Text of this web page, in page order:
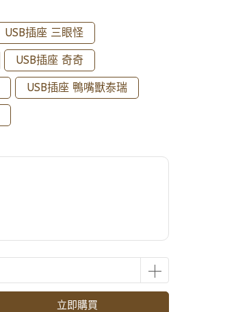
USB插座 三眼怪
USB插座 奇奇
USB插座 鴨嘴獸泰瑞
立即購買